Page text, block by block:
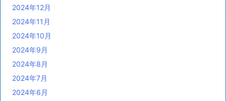
2024年12月
2024年11月
2024年10月
2024年9月
2024年8月
2024年7月
2024年6月